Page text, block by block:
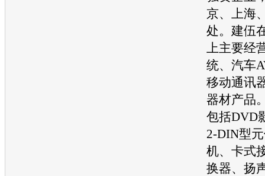
京、上海
处。建伍
上主要经
统、 汽车
移动通讯
器材产品
包括DVD
2-DIN型
机、卡式
换器、扬